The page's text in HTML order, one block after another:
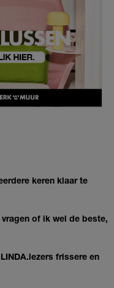
keren klaar te
of ik wel de beste,
frissere en